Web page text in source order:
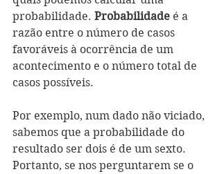
probabilidade. Probabilidade é a
razão entre o número de casos
favoráveis à ocorrência de um
acontecimento e o número total de
casos possíveis.
Por exemplo, num dado não viciado,
sabemos que a probabilidade do
resultado ser dois é de um sexto.
Portanto, se nos perguntarem se o